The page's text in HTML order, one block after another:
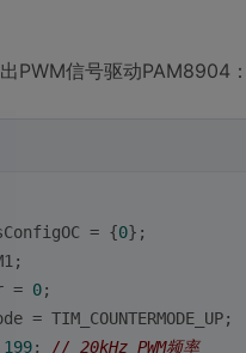
PWM信号驱动PAM8904：
= {0};
= 0;
TIM_COUNTERMODE_UP;
199; // 20kHz PWM频率